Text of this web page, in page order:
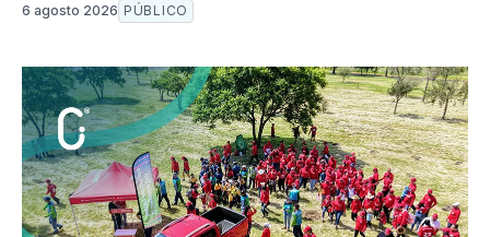
6 agosto 2026 PÚBLICO